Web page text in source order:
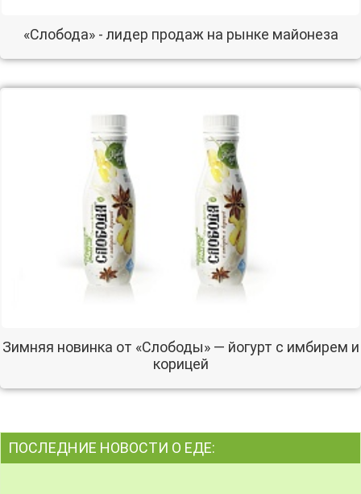
«Слобода» - лидер продаж на рынке майонеза
Зимняя новинка от «Слободы» — йогурт с имбирем и
корицей
ПОСЛЕДНИЕ НОВОСТИ О ЕДЕ: